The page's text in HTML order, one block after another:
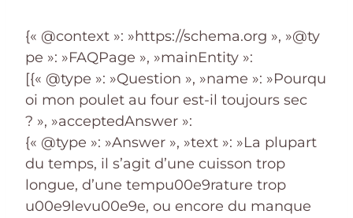
{« @context »: »https://schema.org », »@ty
pe »: »FAQPage », »mainEntity »:
[{« @type »: »Question », »name »: »Pourqu
oi mon poulet au four est-il toujours sec
? », »acceptedAnswer »:
{« @type »: »Answer », »text »: »La plupart
du temps, il s’agit d’une cuisson trop
longue, d’une tempu00e9rature trop
u00e9levu00e9e, ou encore du manque